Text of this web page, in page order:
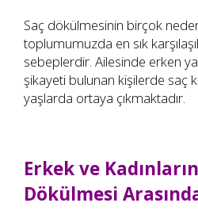
Saç dökülmesinin birçok
toplumumuzda en sık
sebeplerdir. Ailesinde erken
şikayeti bulunan kişilerde saç
yaşlarda ortaya çıkmaktadır.
Erkek ve
Dökülmesi